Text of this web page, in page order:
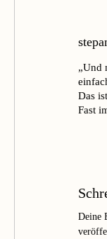
„Und
Das
Fast
Deine